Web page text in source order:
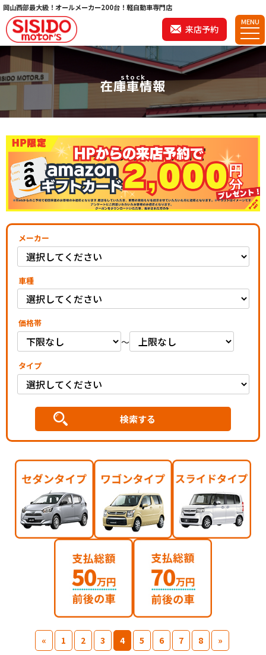
岡山西部最大級！オールメーカー200台！軽自動車専門店
来店予約
MENU
stock
在庫車情報
メーカー
車種
価格帯
～
タイプ
« 1 2 3 4 5 6 7 8 »